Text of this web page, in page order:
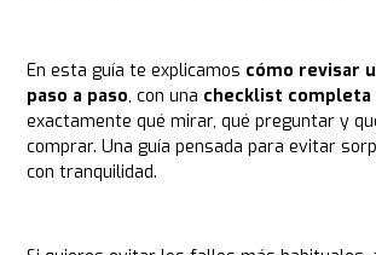
En esta guía te explicamos cómo revisar
paso a paso, con una checklist completa
exactamente qué mirar, qué preguntar y
comprar. Una guía pensada para evitar
con tranquilidad.